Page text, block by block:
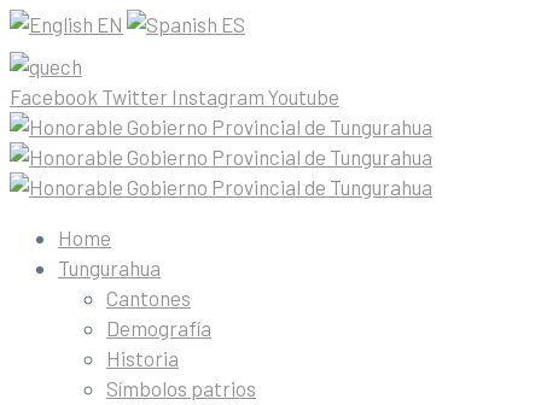
EN ES
Facebook Twitter Instagram Youtube
Home
Tungurahua
Cantones
Demografía
Historia
Símbolos patrios